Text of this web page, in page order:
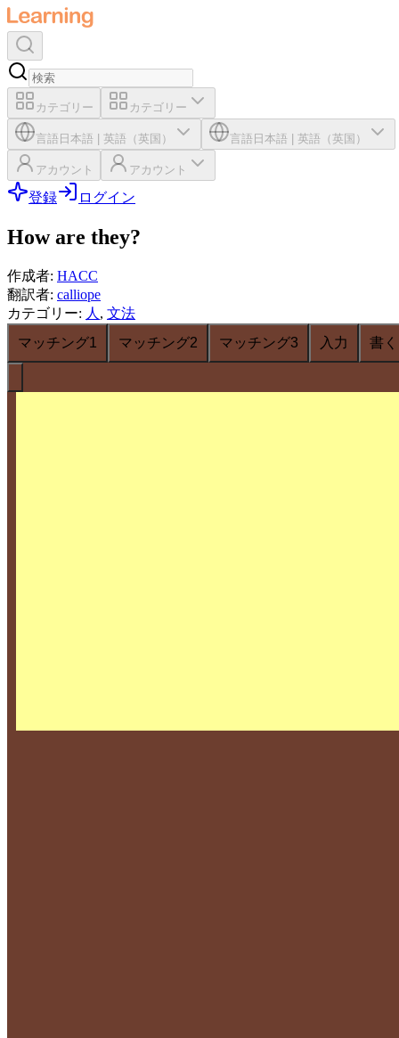
カテゴリー カテゴリー
言語 日本語 英語（英国） 言語 日本語 英語（英国）
アカウント アカウント
登録 ログイン
How are they?
作成者: HACC
翻訳者: calliope
カテゴリー: 人 , 文法
マッチング1
マッチング2 マッチング3 入力 書く